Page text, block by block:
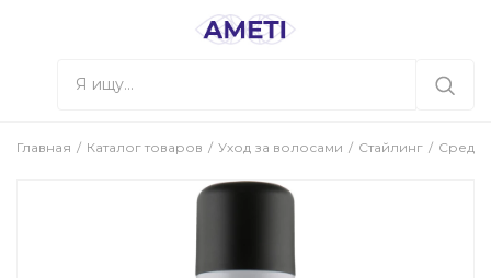
Главная Каталог товаров Уход за волосами Стайлинг